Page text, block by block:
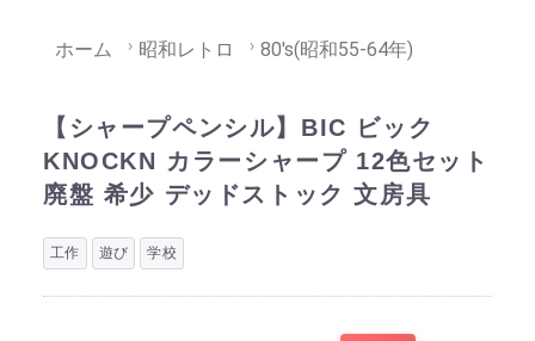
ホーム 昭和レトロ 80's(昭和55-64年)
【シャープペンシル】BIC ビック
KNOCKN カラーシャープ 12色セット
廃盤 希少 デッドストック 文房具
工作 遊び 学校